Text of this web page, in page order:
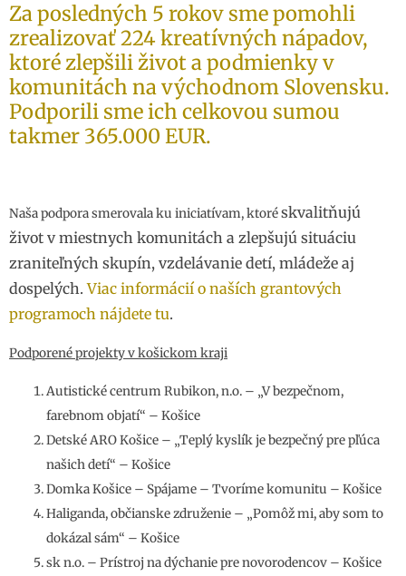
Za posledných 5 rokov sme pomohli
zrealizovať 224 kreatívných nápadov,
ktoré zlepšili život a podmienky v
komunitách na východnom Slovensku.
Podporili sme ich celkovou sumou
takmer 365.000 EUR.
Naša podpora smerovala ku iniciatívam, ktoréskvalitňujú
život v miestnych komunitách a zlepšujú situáciu
zraniteľných skupín, vzdelávanie detí, mládeže aj
dospelých.Viac informácií o naších grantových
programoch nájdete tu.
Podporené projekty v košickom kraji
Autistické centrum Rubikon, n.o. – „V bezpečnom,
farebnom objatí“ – Košice
Detské ARO Košice – „Teplý kyslík je bezpečný pre pľúca
našich detí“ – Košice
Domka Košice – Spájame – Tvoríme komunitu – Košice
Haliganda, občianske združenie – „Pomôž mi, aby som to
dokázal sám“ – Košice
sk n.o. – Prístroj na dýchanie pre novorodencov – Košice